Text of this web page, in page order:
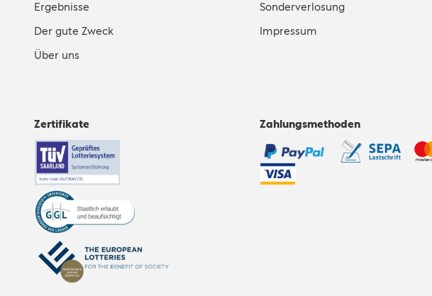
Ergebnisse
Der gute Zweck
Über uns
Sonderverlosung
Impressum
Zertifikate Zahlungsmethoden